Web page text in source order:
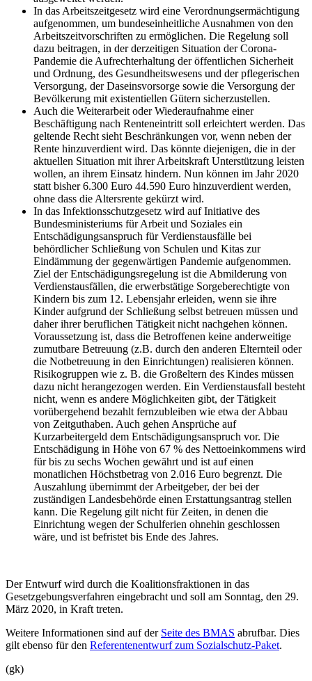
In das Arbeitszeitgesetz wird eine Verordnungsermächtigung
aufgenommen, um bundeseinheitliche Ausnahmen von den
Arbeitszeitvorschriften zu ermöglichen. Die Regelung soll
dazu beitragen, in der derzeitigen Situation der Corona-
Pandemie die Aufrechterhaltung der öffentlichen Sicherheit
und Ordnung, des Gesundheitswesens und der pflegerischen
Versorgung, der Daseinsvorsorge sowie die Versorgung der
Bevölkerung mit existentiellen Gütern sicherzustellen.
Auch die Weiterarbeit oder Wiederaufnahme einer
Beschäftigung nach Renteneintritt soll erleichtert werden. Das
geltende Recht sieht Beschränkungen vor, wenn neben der
Rente hinzuverdient wird. Das könnte diejenigen, die in der
aktuellen Situation mit ihrer Arbeitskraft Unterstützung leisten
wollen, an ihrem Einsatz hindern. Nun können im Jahr 2020
statt bisher 6.300 Euro 44.590 Euro hinzuverdient werden,
ohne dass die Altersrente gekürzt wird.
In das Infektionsschutzgesetz wird auf Initiative des
Bundesministeriums für Arbeit und Soziales ein
Entschädigungsanspruch für Verdienstausfälle bei
behördlicher Schließung von Schulen und Kitas zur
Eindämmung der gegenwärtigen Pandemie aufgenommen.
Ziel der Entschädigungsregelung ist die Abmilderung von
Verdienstausfällen, die erwerbstätige Sorgeberechtigte von
Kindern bis zum 12. Lebensjahr erleiden, wenn sie ihre
Kinder aufgrund der Schließung selbst betreuen müssen und
daher ihrer beruflichen Tätigkeit nicht nachgehen können.
Voraussetzung ist, dass die Betroffenen keine anderweitige
zumutbare Betreuung (z.B. durch den anderen Elternteil oder
die Notbetreuung in den Einrichtungen) realisieren können.
Risikogruppen wie z. B. die Großeltern des Kindes müssen
dazu nicht herangezogen werden. Ein Verdienstausfall besteht
nicht, wenn es andere Möglichkeiten gibt, der Tätigkeit
vorübergehend bezahlt fernzubleiben wie etwa der Abbau
von Zeitguthaben. Auch gehen Ansprüche auf
Kurzarbeitergeld dem Entschädigungsanspruch vor. Die
Entschädigung in Höhe von 67 % des Nettoeinkommens wird
für bis zu sechs Wochen gewährt und ist auf einen
monatlichen Höchstbetrag von 2.016 Euro begrenzt. Die
Auszahlung übernimmt der Arbeitgeber, der bei der
zuständigen Landesbehörde einen Erstattungsantrag stellen
kann. Die Regelung gilt nicht für Zeiten, in denen die
Einrichtung wegen der Schulferien ohnehin geschlossen
wäre, und ist befristet bis Ende des Jahres.
Der Entwurf wird durch die Koalitionsfraktionen in das
Gesetzgebungsverfahren eingebracht und soll am Sonntag, den 29.
März 2020, in Kraft treten.
Weitere Informationen sind auf der Seite des BMAS abrufbar. Dies
gilt ebenso für den Referentenentwurf zum Sozialschutz-Paket.
(gk)